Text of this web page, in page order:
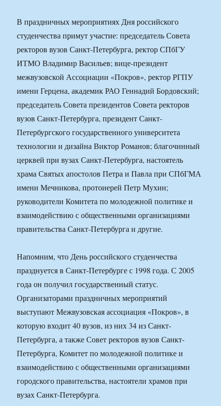
В праздничных мероприятиях Дня российского
студенчества примут участие: председатель Совета
ректоров вузов Санкт-Петербурга, ректор СПбГУ
ИТМО Владимир Васильев; вице-президент
межвузовской Ассоциации «Покров», ректор РГПУ
имени Герцена, академик РАО Геннадий Бордовский;
председатель Совета президентов Совета ректоров
вузов Санкт-Петербурга, президент Санкт-
Петербургского государственного университета
технологии и дизайна Виктор Романов; благочинный
церквей при вузах Санкт-Петербурга, настоятель
храма Святых апостолов Петра и Павла при СПбГМА
имени Мечникова, протоиерей Петр Мухин;
руководители Комитета по молодежной политике и
взаимодействию с общественными организациями
правительства Санкт-Петербурга и другие.
Напомним, что День российского студенчества
празднуется в Санкт-Петербурге с 1998 года. С 2005
года он получил государственный статус.
Организаторами праздничных мероприятий
выступают Межвузовская ассоциация «Покров», в
которую входит 40 вузов, из них 34 из Санкт-
Петербурга, а также Совет ректоров вузов Санкт-
Петербурга, Комитет по молодежной политике и
взаимодействию с общественными организациями
городского правительства, настоятели храмов при
вузах Санкт-Петербурга.